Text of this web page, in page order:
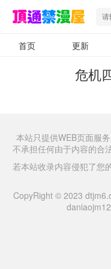
首页 更新
危机
本站只提供WEB页面服
不承担任何由于内容的合
若本站收录内容侵犯了您
CopyRight © 2023